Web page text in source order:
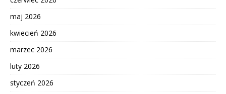
maj 2026
kwiecień 2026
marzec 2026
luty 2026
styczeń 2026